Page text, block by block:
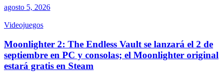
agosto 5, 2026
Videojuegos
Moonlighter 2: The Endless Vault se lanzará el 2 de
septiembre en PC y consolas; el Moonlighter original
estará gratis en Steam